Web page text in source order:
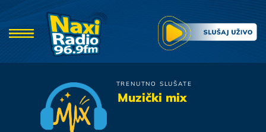
TRENUTNO SLUŠATE
Muzički mix
Zeljko Joksimovic